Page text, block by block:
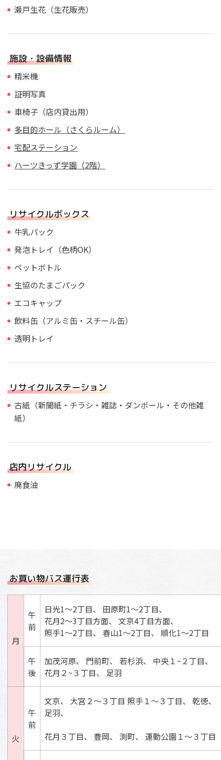
瀬戸生花（生花販売）
施設・設備情報
精米機
証明写真
車椅子（店内貸出用）
多目的ホール（さくらルーム）
宅配ステーション
ハーツきっず学園（2階）
リサイクルボックス
牛乳パック
発泡トレイ（色柄OK）
ペットボトル
生協のたまごパック
エコキャップ
飲料缶（アルミ缶・スチール缶）
透明トレイ
リサイクルステーション
古紙（新聞紙・チラシ・雑誌・ダンボール・その他雑
紙）
店内リサイクル
廃食油
お買い物バス運行表
月
午
前
日光1～2丁目、
田原町1～2丁目、
花月2～3丁目方面、
文京4丁目方面、
照手1～2丁目、
春山1～2丁目、 順化1～2丁目
午
後
加茂河原、 門前町、 若杉浜、
中央１~２丁目、
花月２~３丁目、
足羽
火
午
前
文京、 大宮２～３丁目 照手１～３丁目、
乾徳、
足羽、
花月３丁目、
豊岡、 渕町、 運動公園１～３丁目